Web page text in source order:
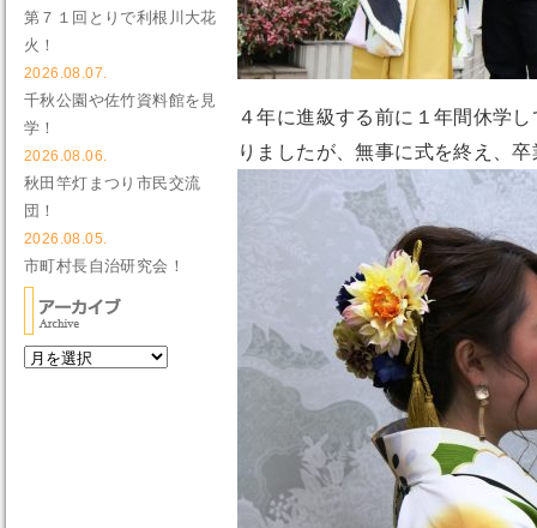
４年に進級する前に１年間休学
りましたが、無事に式を終え、
第７１回とりで利根川大花
火！
2026.08.07.
千秋公園や佐竹資料館を見
学！
2026.08.06.
秋田竿灯まつり市民交流
団！
2026.08.05.
市町村長自治研究会！